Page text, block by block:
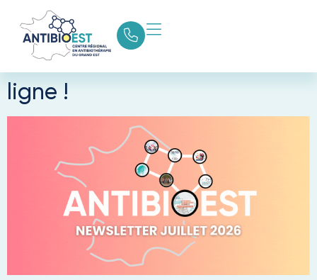
Catégorie :
La newsletter de l’été est en
ligne !